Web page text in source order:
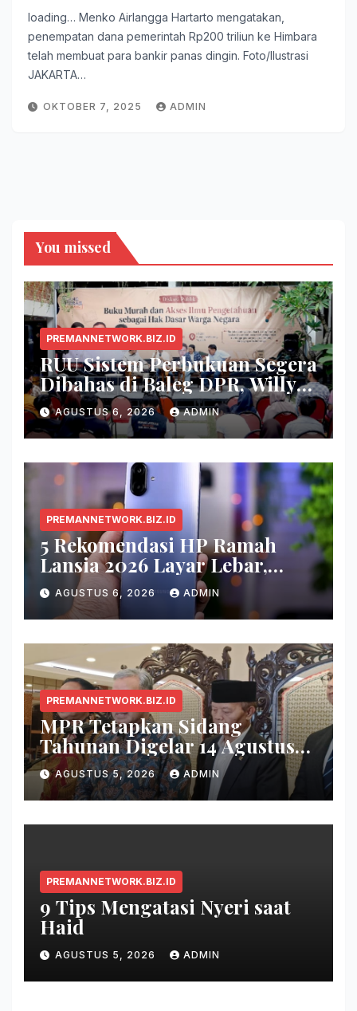
loading… Menko Airlangga Hartarto mengatakan,
penempatan dana pemerintah Rp200 triliun ke Himbara
telah membuat para bankir panas dingin. Foto/Ilustrasi
JAKARTA…
OKTOBER 7, 2025 ADMIN
You missed
PREMANNETWORK.BIZ.ID
RUU Sistem Perbukuan Segera
Dibahas di Baleg DPR, Willy
Aditya: Buku Itu Makanan
Otak
AGUSTUS 6, 2026 ADMIN
PREMANNETWORK.BIZ.ID
5 Rekomendasi HP Ramah
Lansia 2026 Layar Lebar,
Menu Simpel, dan Baterai
Awet
AGUSTUS 6, 2026 ADMIN
PREMANNETWORK.BIZ.ID
MPR Tetapkan Sidang
Tahunan Digelar 14 Agustus
2026
AGUSTUS 5, 2026 ADMIN
PREMANNETWORK.BIZ.ID
9 Tips Mengatasi Nyeri saat
Haid
AGUSTUS 5, 2026 ADMIN